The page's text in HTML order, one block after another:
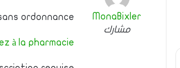
MonaBixler
مشارك
ordonnance
à la pharmacie